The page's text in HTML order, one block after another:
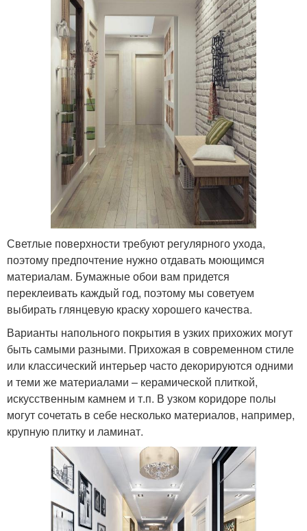
Светлые поверхности требуют регулярного ухода,
поэтому предпочтение нужно отдавать моющимся
материалам. Бумажные обои вам придется
переклеивать каждый год, поэтому мы советуем
выбирать глянцевую краску хорошего качества.
Варианты напольного покрытия в узких прихожих могут
быть самыми разными. Прихожая в современном стиле
или классический интерьер часто декорируются одними
и теми же материалами – керамической плиткой,
искусственным камнем и т.п. В узком коридоре полы
могут сочетать в себе несколько материалов, например,
крупную плитку и ламинат.